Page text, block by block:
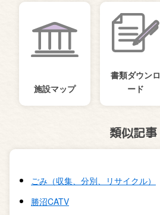
施設マップ
書類ダウンロ
ード
類似記事
ごみ（収集、分別、リサイクル）
勝沼CATV